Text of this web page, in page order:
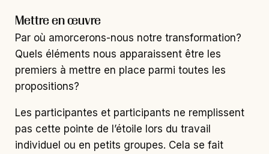
Mettre en œuvre
Par où amorcerons-nous notre transformation?
Quels éléments nous apparaissent être les
premiers à mettre en place parmi toutes les
propositions?
Les participantes et participants ne remplissent
pas cette pointe de l’étoile lors du travail
individuel ou en petits groupes. Cela se fait